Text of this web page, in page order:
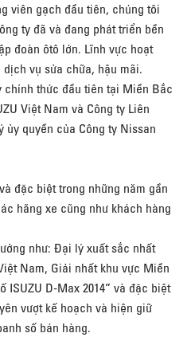
viên gạch đầu tiên, chúng tôi
ty đã và đang phát triển bền
đoàn ôtô lớn. Lĩnh vực hoạt
vụ sửa chữa, hậu mãi.
thức đầu tiên tại Miền Bắc
Việt Nam và Công ty Liên
ủy quyền của Công ty Nissan
đặc biệt trong những năm gần
hãng xe cũng như khách hàng
như: Đại lý xuất sắc nhất
Nam, Giải nhất khu vực Miền
ISUZU D-Max 2014” và đặc biệt
vượt kế hoạch và hiện giữ
số bán hàng.